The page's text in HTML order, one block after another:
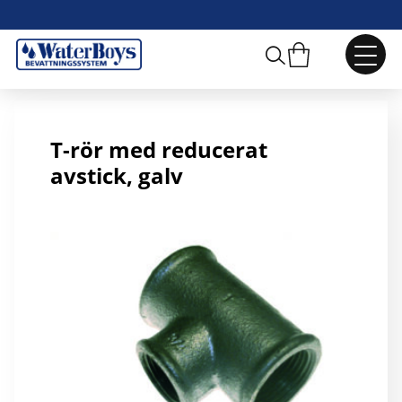
T-rör R40xR15 galv
T-rör med reducerat
avstick, galv